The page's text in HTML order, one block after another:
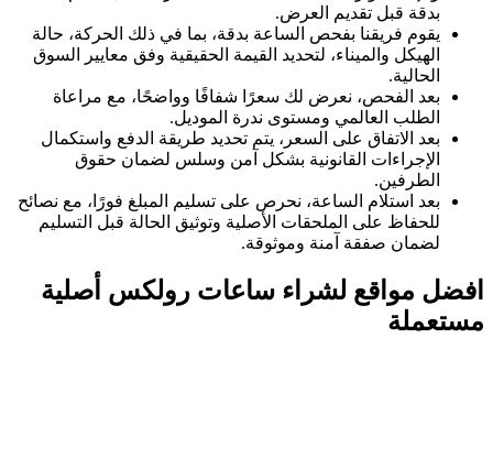
بدقة قبل تقديم العرض.
يقوم فريقنا بفحص الساعة بدقة، بما في ذلك الحركة، حالة
الهيكل والميناء، لتحديد القيمة الحقيقية وفق معايير السوق
الحالية.
بعد الفحص، نعرض لك سعرًا شفافًا وواضحًا، مع مراعاة
الطلب العالمي ومستوى ندرة الموديل.
بعد الاتفاق على السعر، يتم تحديد طريقة الدفع واستكمال
الإجراءات القانونية بشكل آمن وسلس لضمان حقوق
الطرفين.
بعد استلام الساعة، نحرص على تسليم المبلغ فورًا، مع نصائح
للحفاظ على الملحقات الأصلية وتوثيق الحالة قبل التسليم
لضمان صفقة آمنة وموثوقة.
افضل مواقع لشراء ساعات رولكس أصلية
مستعملة